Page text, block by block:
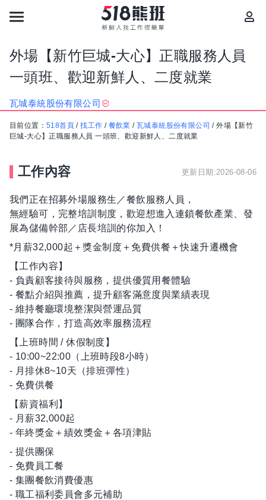
外場【新竹巨城-大心】正職服務人員
一頭班、歡迎新鮮人、二度就業
瓦城泰統股份有限公司
目前位置： 518首頁 /找工作 / 餐飲業 /瓦城泰統股份有限公司 /外場【新竹
巨城-大心】正職服務人員 一頭班、歡迎新鮮人、二度就業
工作內容 更新日期:2026-08-06
我們正在招募外場服務生／餐飲服務人員，
無經驗可，完整培訓制度，歡迎想進入連鎖餐飲產業、發
展為儲備幹部／店長培訓的你加入！
*月薪32,000起＋獎金制度＋免費供餐＋快速升遷機會
【工作內容】
- 負責顧客接待與服務，提供優質用餐體驗
- 餐點介紹與推薦，提升顧客滿意度與業績表現
- 維持餐廳環境整潔與營運品質
- 團隊合作，打造高效率服務流程
【上班時間 / 休假制度】
- 10:00~22:00（上班時段8小時）
- 月排休8~10天（排班彈性）
- 免費供餐
【薪資福利】
- 月薪32,000起
- 年終獎金＋績效獎金＋各項津貼
- 提供團保
- 免費員工餐
- 集團餐飲消費優惠
- 職工福利委員會多元補助